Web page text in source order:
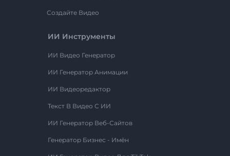
Создайте Видео
ИИ Инструменты
ИИ Видео Генератор
ИИ Генератор Анимации
ИИ Видеоредактор
Текст В Видео С ИИ
ИИ Генератор Веб-Сайтов
Генератор Бизнес - Имён